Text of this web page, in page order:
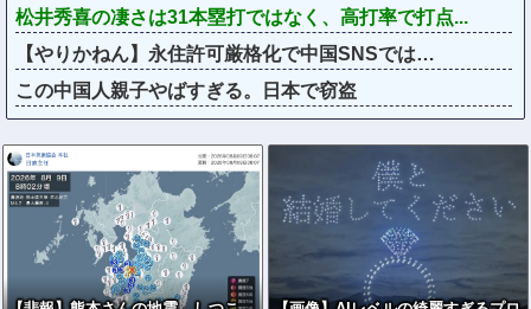
松井秀喜の凄さは31本塁打ではなく、高打率で打点...
【やりかねん】永住許可厳格化で中国SNSでは…
この中国人親子やばすぎる。日本で窃盗